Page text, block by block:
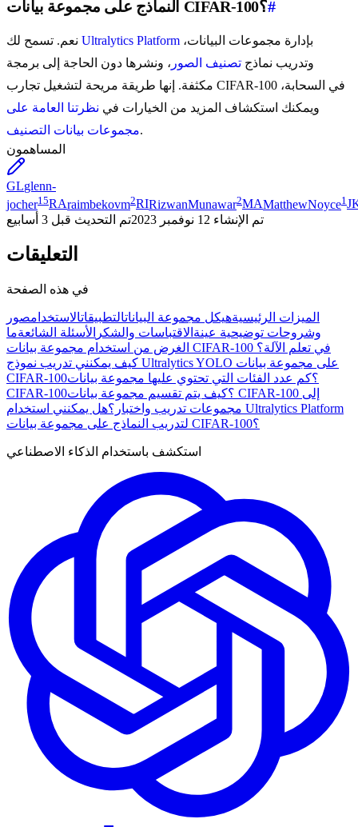
النماذج على مجموعة بيانات CIFAR-100؟#
Ultralytics Platform
وتدريب نماذج تصنيف الصور ، ونشرها دون الحاجة إلى برمجة
مكثفة. إنها طريقة مريحة لتشغيل تجارب CIFAR-100 في السحابة،
ويمكنك استكشاف المزيد من الخيارات في نظرتنا العامة على
مجموعات بيانات التصنيف.
المساهمون
GLglenn-
jocher15RAraimbekovm2RIRizwanMunawar2MAMatthewNoyce1
تم الإنشاء 12 نوفمبر 2023 تم التحديث قبل 3 أسابيع
التعليقات
في هذه الصفحة
الميزات الرئيسيةهيكل مجموعة البياناتالتطبيقاتالاستخدامصور
وشروحات توضيحية عينة الاقتباسات والشكر الأسئلة الشائعةما
الغرض من استخدام مجموعة بيانات CIFAR-100 في تعلم الآلة؟
كيف يمكنني تدريب نموذج Ultralytics YOLO على مجموعة بيانات
CIFAR-100؟كم عدد الفئات التي تحتوي عليها مجموعة بيانات
CIFAR-100؟كيف يتم تقسيم مجموعة بيانات CIFAR-100 إلى
مجموعات تدريب واختبار؟هل يمكنني استخدام Ultralytics Platform
لتدريب النماذج على مجموعة بيانات CIFAR-100؟
استكشف باستخدام الذكاء الاصطناعي